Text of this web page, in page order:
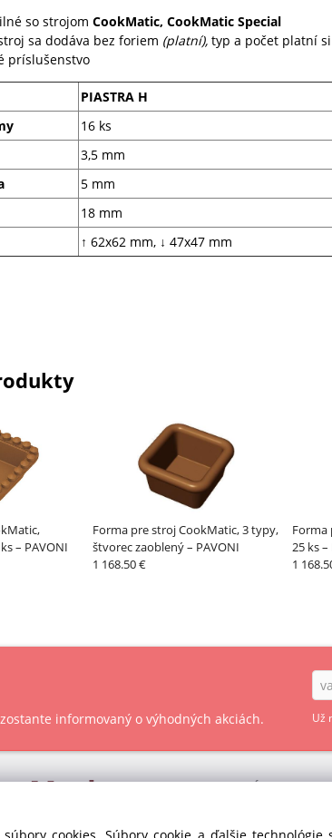
so strojomCookMatic, CookMatic Special
sa dodáva bez foriem (platní), typ a počet platní
príslušenstvo
PIASTRA H
16 ks
3,5 mm
5 mm
18 mm
↑ 62x62 mm, ↓ 47x47 mm
– PAVONI
Forma pre stroj CookMatic, 3 typy,
štvorec zaoblený – PAVONI
1 168.50 €
Forma
25 ks –
1
informovaný o výhodných akciách. Už
Market OBCHODNÉ PODMIENKY